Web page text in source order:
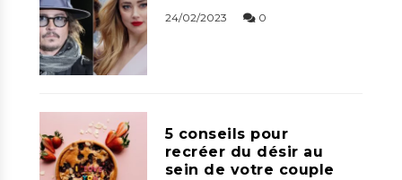
24/02/2023 0
5 conseils pour
recréer du désir au
sein de votre couple